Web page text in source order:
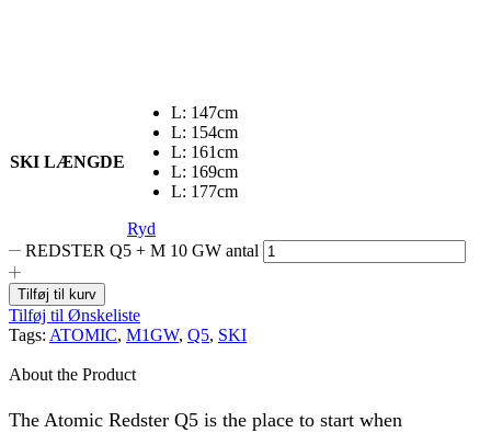
SKI LÆNGDE
L: 147cm
L: 154cm
L: 161cm
L: 169cm
L: 177cm
Ryd
REDSTER Q5 + M 10 GW antal
Tilføj til kurv
Tilføj til Ønskeliste
Tags: ATOMIC, M1GW, Q5, SKI
About the Product
The Atomic Redster Q5 is the place to start when